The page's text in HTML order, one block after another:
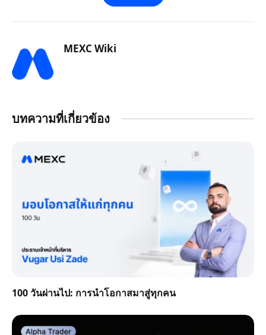
MEXC Wiki
บทความที่เกี่ยวข้อง
100 วันผ่านไป: การนำโอกาสมาสู่ทุกคน